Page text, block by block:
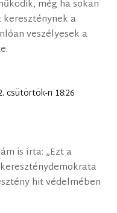
még ha sokan
a
veszélyesek a
csütörtök-n 18:26
is írta: „Ezt a
hit védelmében